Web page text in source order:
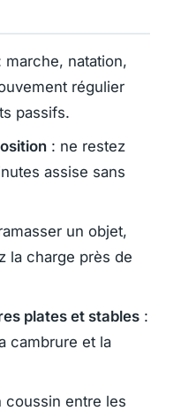
marche, natation,
régulier
passifs.
: ne restez
assise sans
un objet,
la charge près de
plates et stables :
cambrure et la
coussin entre les